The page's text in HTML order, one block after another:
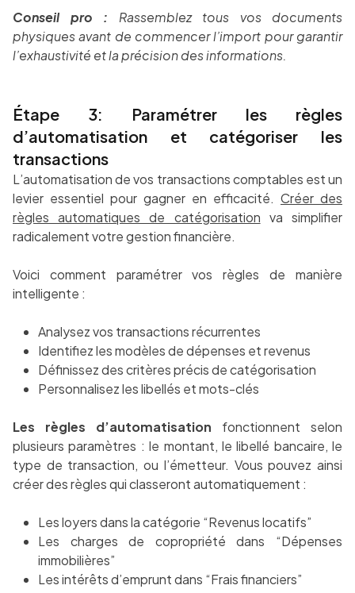
Conseil pro :
Rassemblez tous vos documents
physiques avant de commencer l’import pour garantir
l’exhaustivité et la précision des informations.
Étape 3: Paramétrer les règles
d’automatisation et catégoriser les
transactions
L’automatisation de vos transactions comptables est un
levier essentiel pour gagner en efficacité. Créer des
règles automatiques de catégorisation va simplifier
radicalement votre gestion financière.
Voici comment paramétrer vos règles de manière
intelligente :
Analysez vos transactions récurrentes
Identifiez les modèles de dépenses et revenus
Définissez des critères précis de catégorisation
Personnalisez les libellés et mots-clés
Les règles d’automatisation fonctionnent selon
plusieurs paramètres : le montant, le libellé bancaire, le
type de transaction, ou l’émetteur. Vous pouvez ainsi
créer des règles qui classeront automatiquement :
Les loyers dans la catégorie “Revenus locatifs”
Les charges de copropriété dans “Dépenses
immobilières”
Les intérêts d’emprunt dans “Frais financiers”